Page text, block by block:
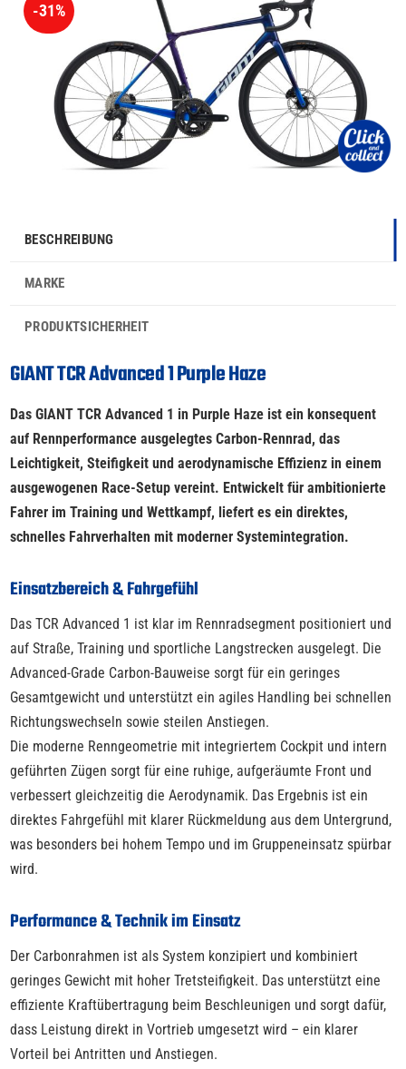
-31%
BESCHREIBUNG
MARKE
PRODUKTSICHERHEIT
GIANT TCR Advanced 1 Purple Haze
Das GIANT TCR Advanced 1 in Purple Haze ist ein konsequent
auf Rennperformance ausgelegtes Carbon-Rennrad, das
Leichtigkeit, Steifigkeit und aerodynamische Effizienz in einem
ausgewogenen Race-Setup vereint. Entwickelt für ambitionierte
Fahrer im Training und Wettkampf, liefert es ein direktes,
schnelles Fahrverhalten mit moderner Systemintegration.
Einsatzbereich & Fahrgefühl
Das TCR Advanced 1 ist klar im Rennradsegment positioniert und
auf Straße, Training und sportliche Langstrecken ausgelegt. Die
Advanced-Grade Carbon-Bauweise sorgt für ein geringes
Gesamtgewicht und unterstützt ein agiles Handling bei schnellen
Richtungswechseln sowie steilen Anstiegen.
Die moderne Renngeometrie mit integriertem Cockpit und intern
geführten Zügen sorgt für eine ruhige, aufgeräumte Front und
verbessert gleichzeitig die Aerodynamik. Das Ergebnis ist ein
direktes Fahrgefühl mit klarer Rückmeldung aus dem Untergrund,
was besonders bei hohem Tempo und im Gruppeneinsatz spürbar
wird.
Performance & Technik im Einsatz
Der Carbonrahmen ist als System konzipiert und kombiniert
geringes Gewicht mit hoher Tretsteifigkeit. Das unterstützt eine
effiziente Kraftübertragung beim Beschleunigen und sorgt dafür,
dass Leistung direkt in Vortrieb umgesetzt wird – ein klarer
Vorteil bei Antritten und Anstiegen.